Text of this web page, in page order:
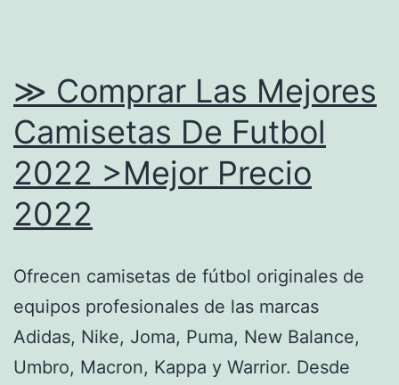
≫ Comprar Las Mejores
Camisetas De Futbol
2022 >Mejor Precio
2022
Ofrecen camisetas de fútbol originales de
equipos profesionales de las marcas
Adidas, Nike, Joma, Puma, New Balance,
Umbro, Macron, Kappa y Warrior. Desde